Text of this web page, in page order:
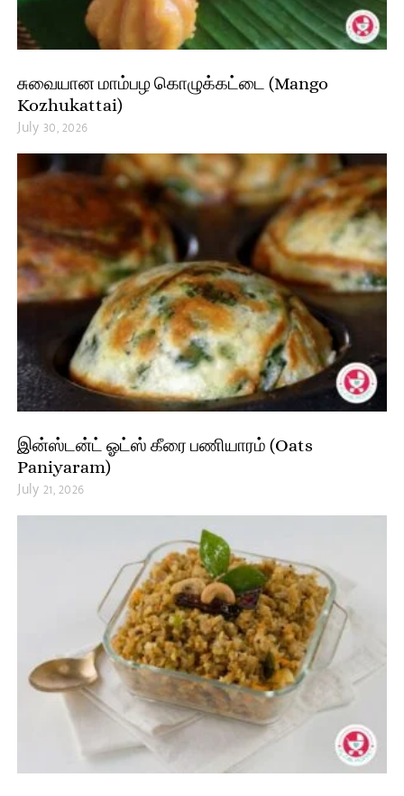
சுவையான மாம்பழ கொழுக்கட்டை (Mango
Kozhukattai)
July 30, 2026
இன்ஸ்டன்ட் ஓட்ஸ் கீரை பணியாரம் (Oats
Paniyaram)
July 21, 2026